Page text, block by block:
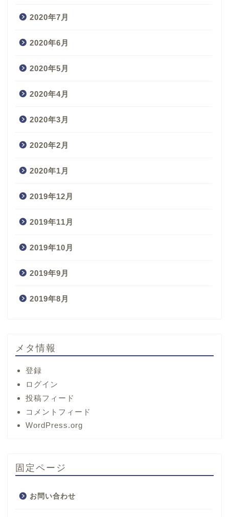
2020年7月
2020年6月
2020年5月
2020年4月
2020年3月
2020年2月
2020年1月
2019年12月
2019年11月
2019年10月
2019年9月
2019年8月
メタ情報
登録
ログイン
投稿フィード
コメントフィード
WordPress.org
固定ページ
お問い合わせ
プロフィール